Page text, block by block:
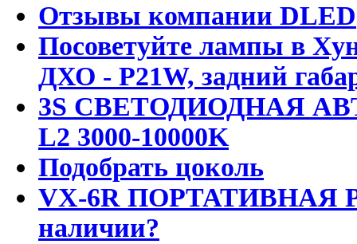
Отзывы компании DLED
Посоветуйте лампы в
ДХО - P21W, задний
3S СВЕТОДИОДНАЯ
L2 3000-10000K
Подобрать цоколь
VX-6R ПОРТАТИВНАЯ
наличии?